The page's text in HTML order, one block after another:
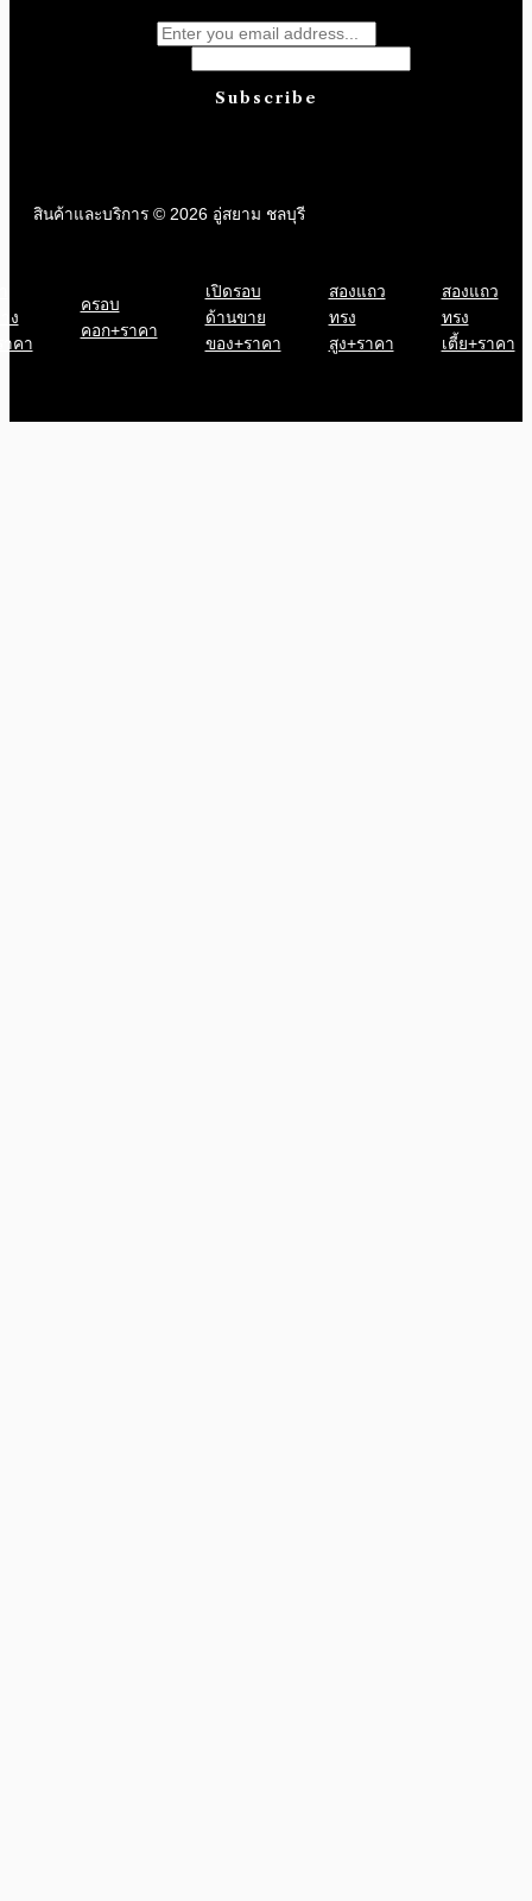
Subscribe
สินค้าและบริการ © 2026 อู่สยาม ชลบุรี
ง
าคา
ครอบ
คอก+ราคา
เปิดรอบ
ด้านขาย
ของ+ราคา
สองแถว
ทรง
สูง+ราคา
สองแถว
ทรง
เตี้ย+ราคา